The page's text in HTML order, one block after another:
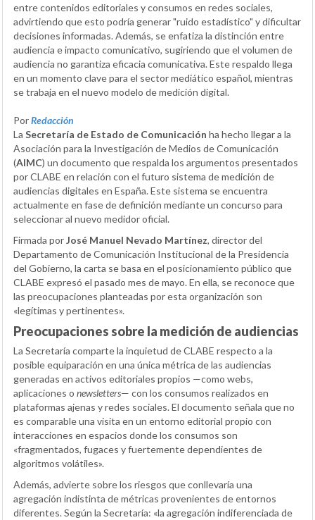
entre contenidos editoriales y consumos en redes sociales,
advirtiendo que esto podría generar "ruido estadístico" y dificultar
decisiones informadas. Además, se enfatiza la distinción entre
audiencia e impacto comunicativo, sugiriendo que el volumen de
audiencia no garantiza eficacia comunicativa. Este respaldo llega
en un momento clave para el sector mediático español, mientras
se trabaja en el nuevo modelo de medición digital.
PorRedacción
La Secretaría de Estado de Comunicación ha hecho llegar a la
Asociación para la Investigación de Medios de Comunicación
(AIMC) un documento que respalda los argumentos presentados
por CLABE en relación con el futuro sistema de medición de
audiencias digitales en España. Este sistema se encuentra
actualmente en fase de definición mediante un concurso para
seleccionar al nuevo medidor oficial.
Firmada porJosé Manuel Nevado Martínez, director del
Departamento de Comunicación Institucional de la Presidencia
del Gobierno, la carta se basa en el posicionamiento público que
CLABE expresó el pasado mes de mayo. En ella, se reconoce que
las preocupaciones planteadas por esta organización son
«legítimas y pertinentes».
Preocupaciones sobre la medición de audiencias
La Secretaría comparte la inquietud de CLABE respecto a la
posible equiparación en una única métrica de las audiencias
generadas en activos editoriales propios —como webs,
aplicaciones o newsletters— con los consumos realizados en
plataformas ajenas y redes sociales. El documento señala que no
es comparable una visita en un entorno editorial propio con
interacciones en espacios donde los consumos son
«fragmentados, fugaces y fuertemente dependientes de
algoritmos volátiles».
Además, advierte sobre los riesgos que conllevaría una
agregación indistinta de métricas provenientes de entornos
diferentes. Según la Secretaría: «la agregación indiferenciada de